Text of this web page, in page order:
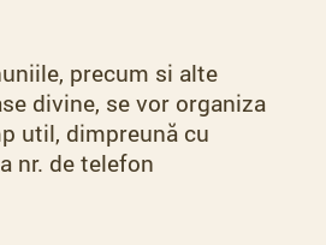
precum si alte
divine, se vor organiza
util, dimpreună cu
nr. de telefon